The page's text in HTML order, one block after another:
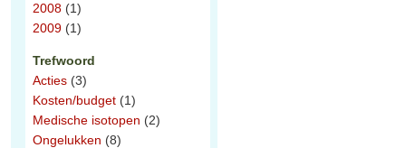
2008 (1)
2009 (1)
Trefwoord
Acties (3)
Kosten/budget (1)
Medische isotopen (2)
Ongelukken (8)